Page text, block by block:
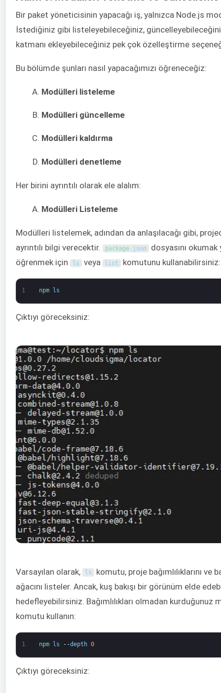
Bir paket yöneticisinin yapacağı iş, yalnızca Node.js
İstediğiniz gibi listeleyebileceğiniz,
katmanı ekleyebileceğiniz pek çok özelleştirme
Bu bölümde şunları nasıl yapacağımızı öğreneceğiz:
Modülleri listeleme
Modülleri güncelleme
Modülleri kaldırma
Modülleri denetleme
Her birini ayrıntılı olarak ele alalım:
Modülleri Listeleme
Modülleri listelemek, adından da anlaşılacağı gibi,
ayrıntılı bilgi verecektir.
package. json dosyasını okumak
öğrenmek için
ls veya list komutunu kullanabilirsiniz:
1 npm ls
Çıktıyı göreceksiniz:
Varsayılan olarak, ls komutu, proje bağımlılıklarını ve
ağacını listeler. Ancak, kuş bakışı bir görünüm elde
hedefleyebilirsiniz. Bağımlılıkları olmadan
komutu kullanın:
1 npm ls --depth 0
Çıktıyı göreceksiniz: